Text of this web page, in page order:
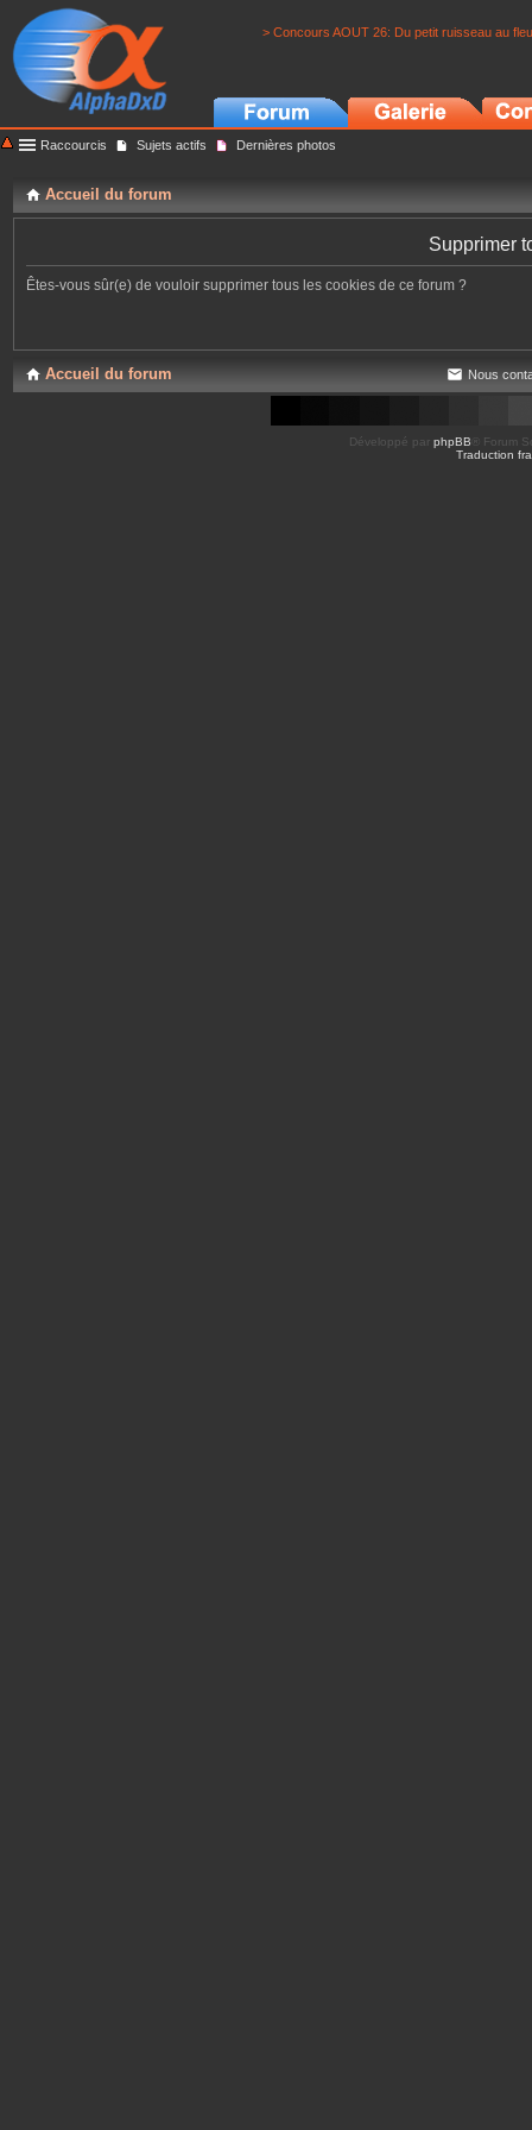
> Concours AOUT 26: Du petit ruisseau au
Raccourcis Sujets actifs Dernières photos
Accueil du forum
Supprimer
Êtes-vous sûr(e) de vouloir supprimer tous les cookies de ce forum ?
Accueil du forum Nous
Développé par phpBB ® Forum
Traduction